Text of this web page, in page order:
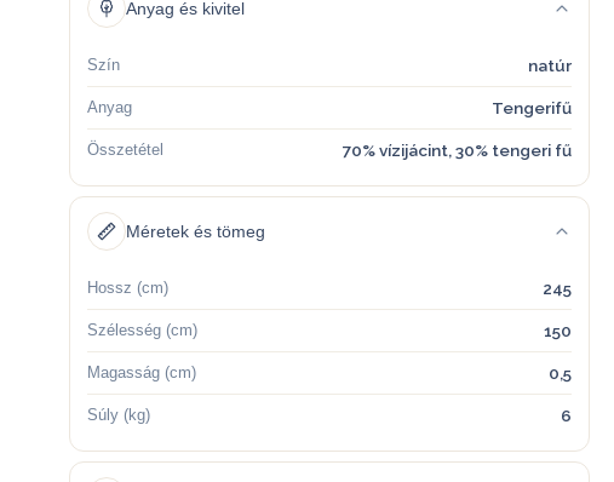
Anyag és kivitel
Szín natúr
Anyag Tengerifű
Összetétel 70% vízijácint, 30% tengeri fű
Méretek és tömeg
Hossz (cm) 245
Szélesség (cm) 150
Magasság (cm) 0,5
Súly (kg) 6